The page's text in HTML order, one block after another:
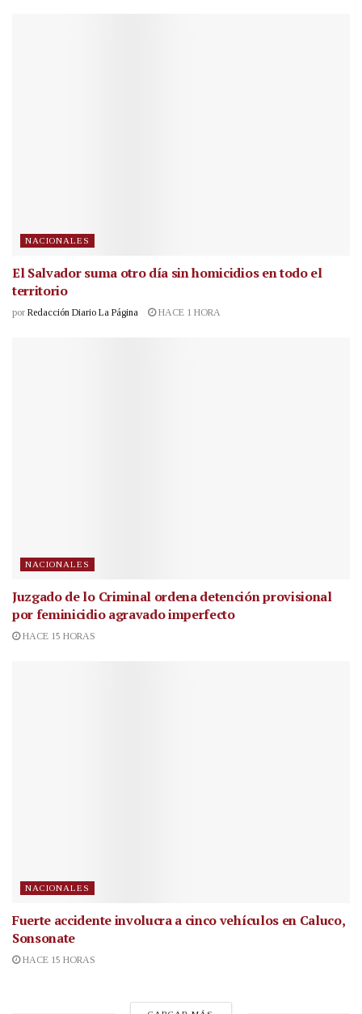
NACIONALES
El Salvador suma otro día sin homicidios en todo el
territorio
por Redacción Diario La Página HACE 1 HORA
NACIONALES
Juzgado de lo Criminal ordena detención provisional
por feminicidio agravado imperfecto
HACE 15 HORAS
NACIONALES
Fuerte accidente involucra a cinco vehículos en Caluco,
Sonsonate
HACE 15 HORAS